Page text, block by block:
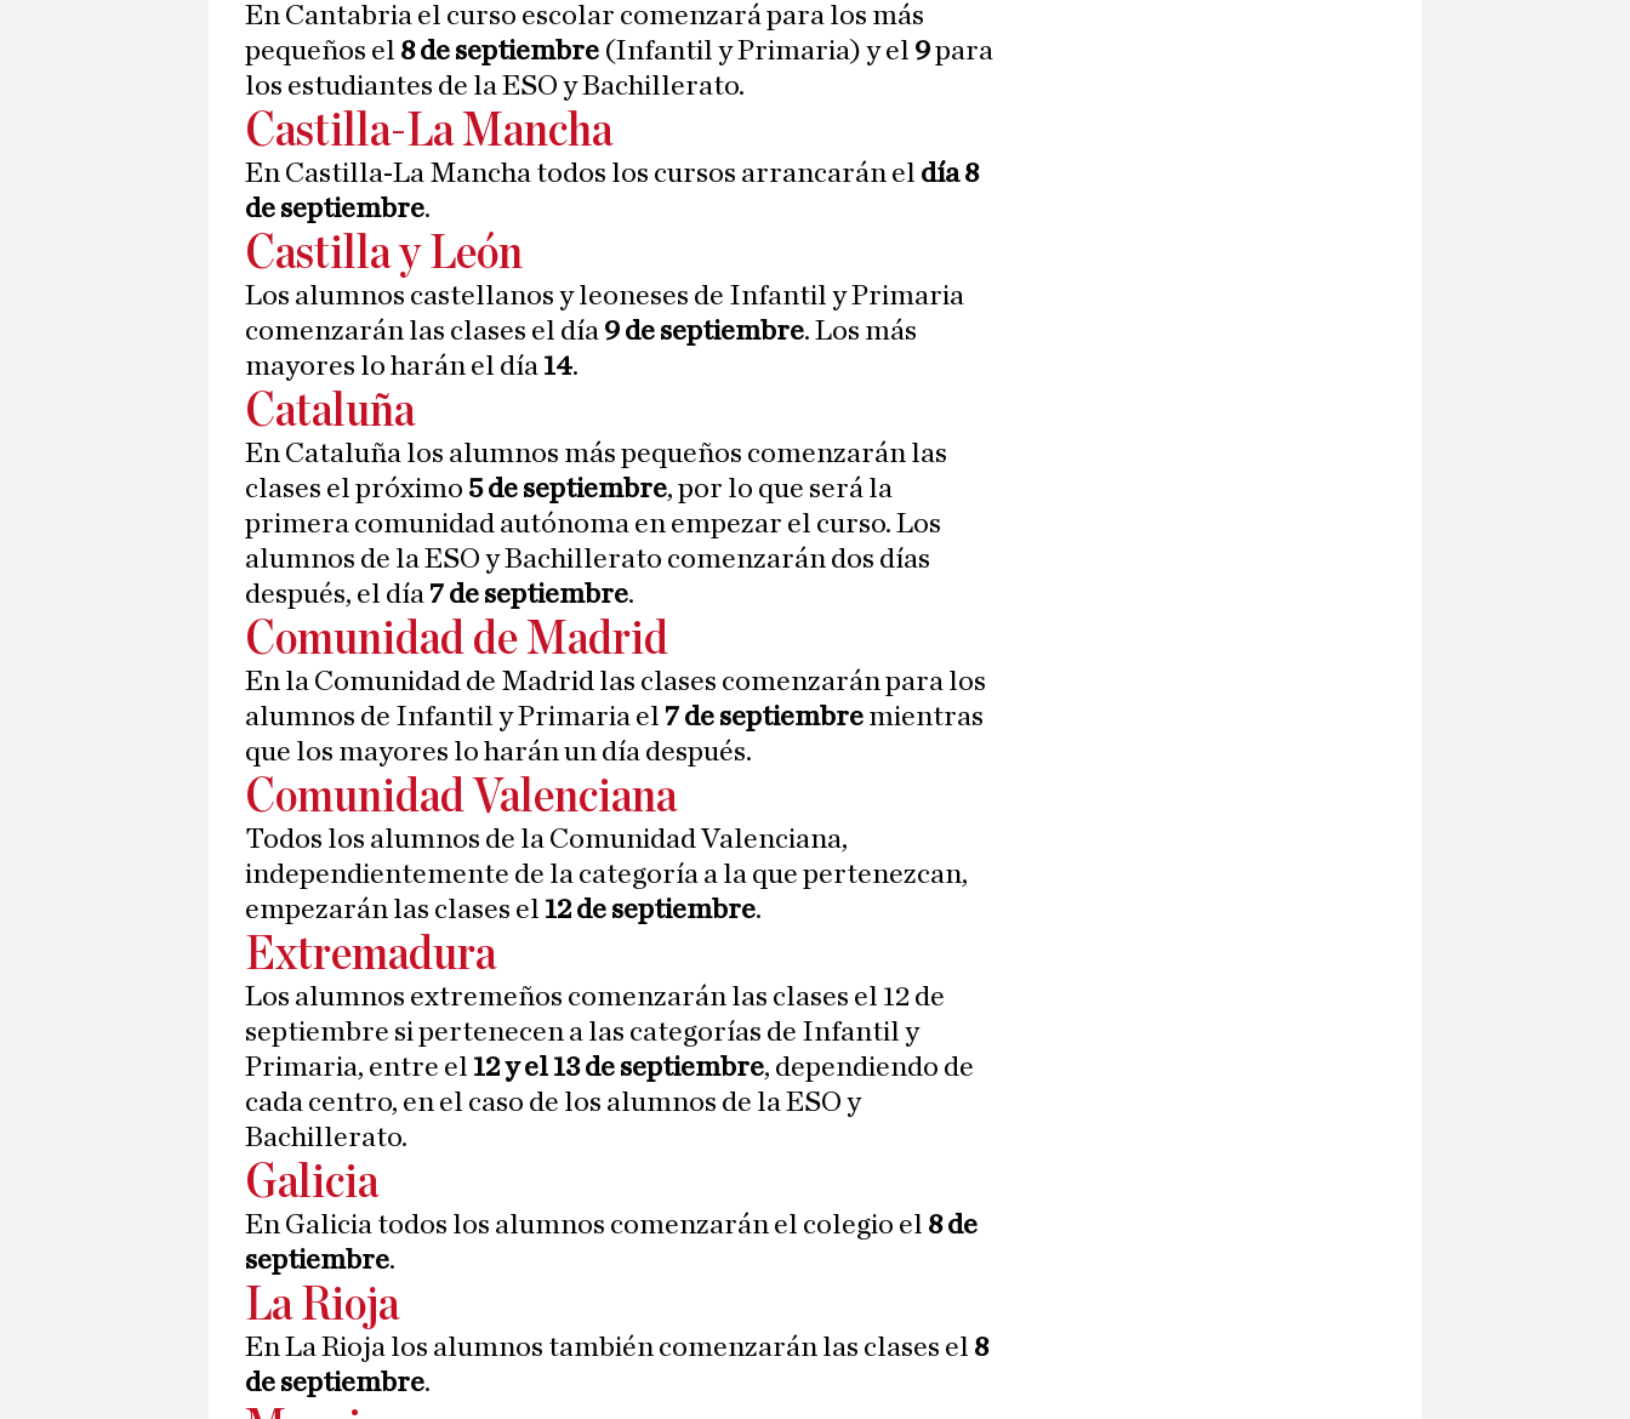
En Cantabria el curso escolar comenzará para los más
pequeños el 8 de septiembre (Infantil y Primaria) y el 9para
los estudiantes de la ESO y Bachillerato.
Castilla-La Mancha
En Castilla-La Mancha todos los cursos arrancarán el día 8
de septiembre.
Castilla y León
Los alumnos castellanos y leoneses de Infantil y Primaria
comenzarán las clases el día 9 de septiembre. Los más
mayores lo harán el día 14.
Cataluña
En Cataluña los alumnos más pequeños comenzarán las
clases el próximo 5 de septiembre, por lo que será la
primera comunidad autónoma en empezar el curso. Los
alumnos de la ESO y Bachillerato comenzarán dos días
después, el día 7 de septiembre.
Comunidad de Madrid
En la Comunidad de Madrid las clases comenzarán para los
alumnos de Infantil y Primaria el 7 de septiembre mientras
que los mayores lo harán un día después.
Comunidad Valenciana
Todos los alumnos de la Comunidad Valenciana,
independientemente de la categoría a la que pertenezcan,
empezarán las clases el 12 de septiembre.
Extremadura
Los alumnos extremeños comenzarán las clases el 12 de
septiembre si pertenecen a las categorías de Infantil y
Primaria, entre el 12 y el 13 de septiembre, dependiendo de
cada centro, en el caso de los alumnos de la ESO y
Bachillerato.
Galicia
En Galicia todos los alumnos comenzarán el colegio el 8 de
septiembre.
La Rioja
En La Rioja los alumnos también comenzarán las clases el 8
de septiembre.